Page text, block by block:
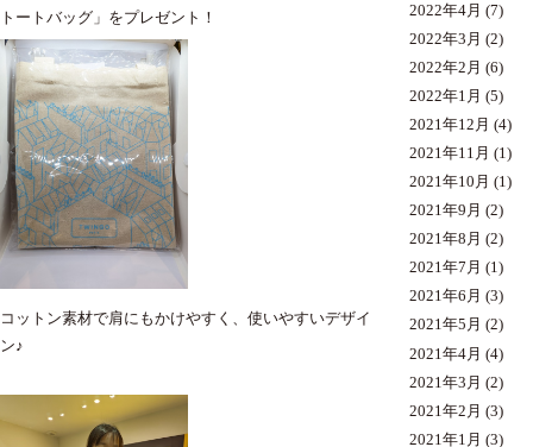
トートバッグ」をプレゼント！
コットン素材で肩にもかけやすく、使いやすいデザイ
ン♪
2022年4月 (7)
2022年3月 (2)
2022年2月 (6)
2022年1月 (5)
2021年12月 (4)
2021年11月 (1)
2021年10月 (1)
2021年9月 (2)
2021年8月 (2)
2021年7月 (1)
2021年6月 (3)
2021年5月 (2)
2021年4月 (4)
2021年3月 (2)
2021年2月 (3)
2021年1月 (3)